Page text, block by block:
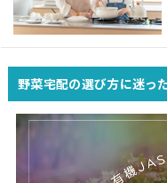
野菜宅配の選び方に迷っ